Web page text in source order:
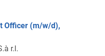
Officer (m/w/d),
r.l.